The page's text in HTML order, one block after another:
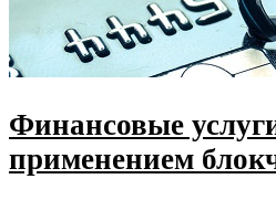
Финансовые
применением